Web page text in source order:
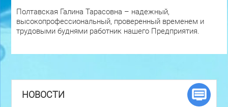
Полтавская Галина Тарасовна – надежный,
высокопрофессиональный, проверенный временем и
трудовыми буднями работник нашего Предприятия.
НОВОСТИ